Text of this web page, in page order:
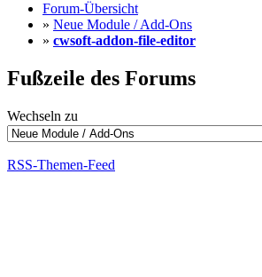
Forum-Übersicht
» Neue Module / Add-Ons
» cwsoft-addon-file-editor
Fußzeile des Forums
Wechseln zu
RSS-Themen-Feed